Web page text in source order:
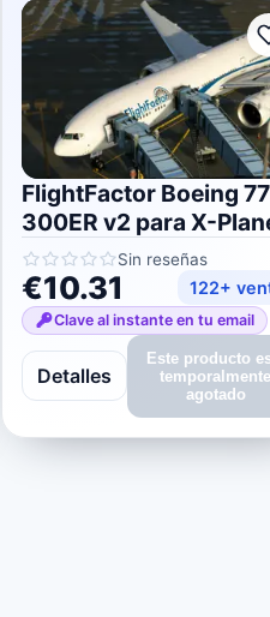
FlightFactor Boeing
300ER v2 para X-
12
Sin reseñas
€10.31 122+
Clave al instante en tu email
Detalles
Este producto
temporalmente
agotado